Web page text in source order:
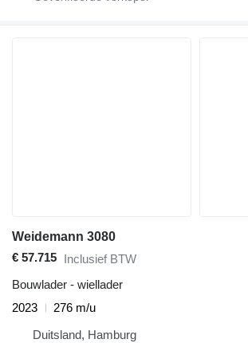
Weidemann 3080
€ 57.715 Inclusief BTW
Bouwlader - wiellader
2023
276 m/u
Duitsland, Hamburg